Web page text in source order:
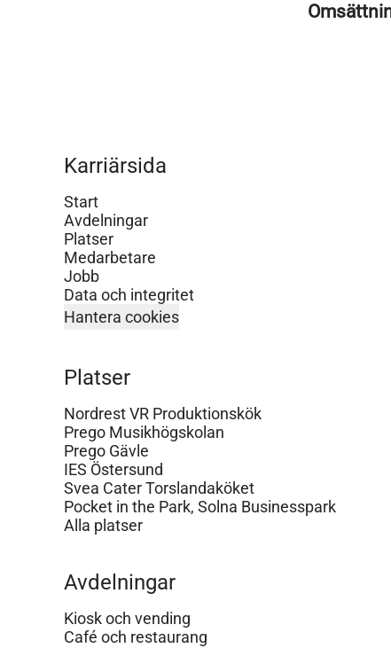
Karriärsida
Start
Avdelningar
Platser
Medarbetare
Jobb
Data och integritet
Hantera cookies
Platser
Nordrest VR Produktionskök
Prego Musikhögskolan
Prego Gävle
IES Östersund
Svea Cater Torslandaköket
Pocket in the Park, Solna Businesspark
Alla platser
Avdelningar
Kiosk och vending
Café och restaurang